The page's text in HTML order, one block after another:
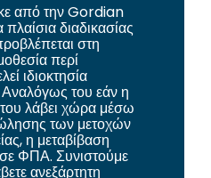
από τηνGordian
πλαίσια διαδικασίας
στη
περί
ιδιοκτησία
Αναλόγως του εάν η
λάβει χώρα μέσω
των μετοχών
η μεταβίβαση
σε ΦΠΑ. Συνιστούμε
ανεξάρτητη